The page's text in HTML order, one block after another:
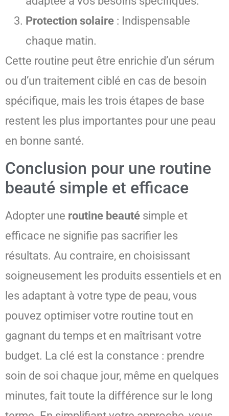
Protection solaire : Indispensable
chaque matin.
Cette routine peut être enrichie d’un sérum
ou d’un traitement ciblé en cas de besoin
spécifique, mais les trois étapes de base
restent les plus importantes pour une peau
en bonne santé.
Conclusion pour une routine
beauté simple et efficace
Adopter une routine beauté simple et
efficace ne signifie pas sacrifier les
résultats. Au contraire, en choisissant
soigneusement les produits essentiels et en
les adaptant à votre type de peau, vous
pouvez optimiser votre routine tout en
gagnant du temps et en maîtrisant votre
budget. La clé est la constance : prendre
soin de soi chaque jour, même en quelques
minutes, fait toute la différence sur le long